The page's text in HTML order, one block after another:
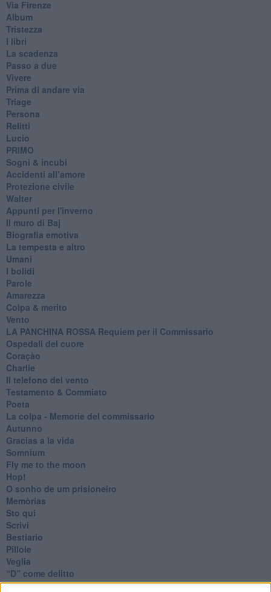
Via Firenze
Album
Tristezza
I libri
La scadenza
Passo a due
Vivere
Prima di andare via
Triage
Persona
Relitti
Lucio
PRIMO
Sogni & incubi
Accidenti all’amore
Protezione civile
Walter
Appunti per l'inverno
Il muro di Baj
Biografia emotiva
La tempesta e altro
Umani
I bolidi
Parole
Amarezza
Colpa & merito
Vento
​LA PANCHINA ROSSA Requiem per il Commissario
Ospedali del cuore
Coraçào
Charlie
Il telefono del vento
Testamento & Commiato
Poeta
​La colpa - Memorie del commissario
Autunno
Gracias a la vida
Somnium
Fly me to the moon
Hop!
O sonho de um prisioneiro
Memòrias
Sto qui
Scrivi
Bestiario
Pillole
Veglia
​“D” come delitto
D